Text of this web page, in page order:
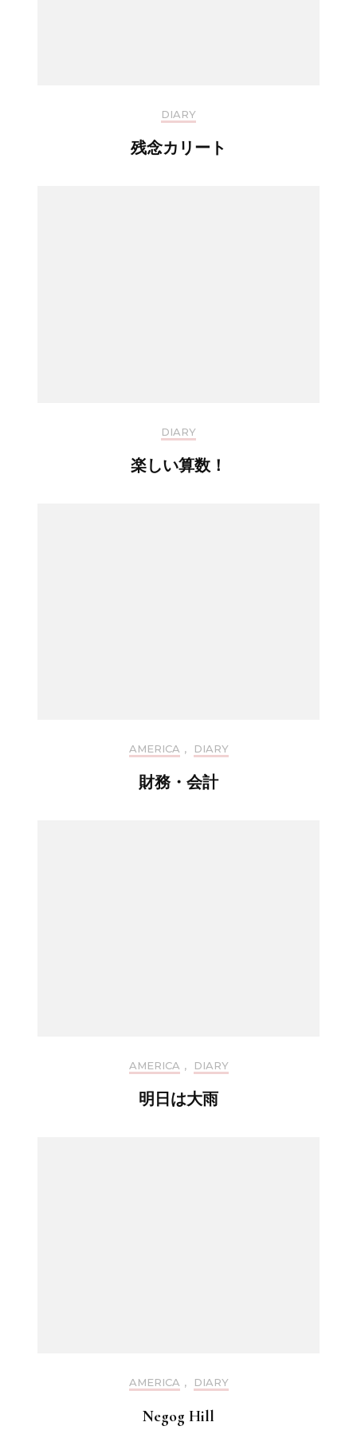
DIARY
残念カリート
DIARY
楽しい算数！
AMERICA , DIARY
財務・会計
AMERICA , DIARY
明日は大雨
AMERICA , DIARY
Negog Hill